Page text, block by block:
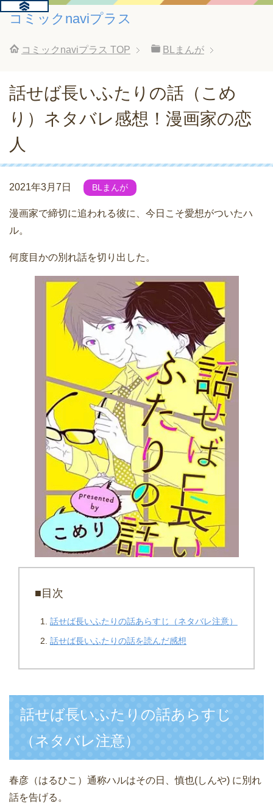
コミックnaviプラス
コミックnaviプラス TOP BLまんが
話せば長いふたりの話（こめ
り）ネタバレ感想！漫画家の恋
人
2021年3月7日 BLまんが
漫画家で締切に追われる彼に、今日こそ愛想がついたハ
ル。
何度目かの別れ話を切り出した。
■目次
話せば長いふたりの話あらすじ（ネタバレ注意）
話せば長いふたりの話を読んだ感想
話せば長いふたりの話あらすじ
（ネタバレ注意）
春彦（はるひこ）通称ハルはその日、慎也(しんや) に別れ
話を告げる。